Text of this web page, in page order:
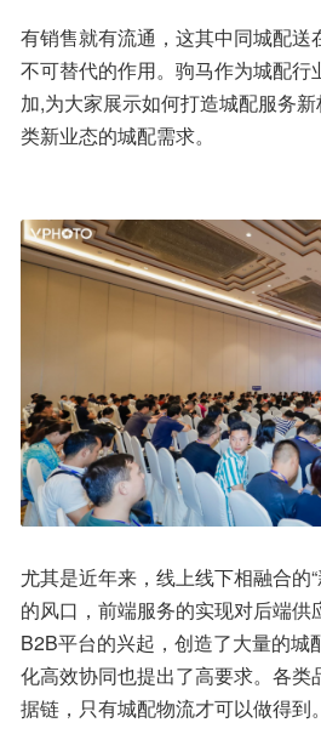
有销售就有流通，这其中同城配送
不可替代的作用。驹马作为城配行
加,为大家展示如何打造城配服务
类新业态的城配需求。
尤其是近年来，线上线下相融合的
的风口，前端服务的实现对后端供
B2B平台的兴起，创造了大量的城
化高效协同也提出了高要求。各类
据链，只有城配物流才可以做得到。